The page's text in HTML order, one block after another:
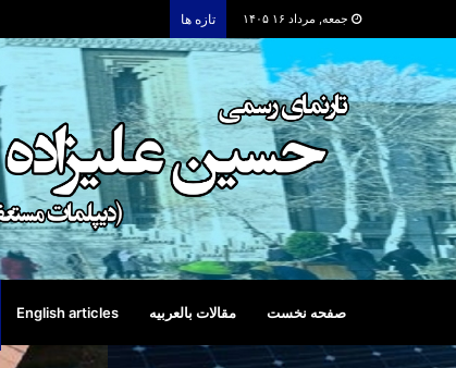
جمعه, مرداد ۱۶ ۱۴۰۵ تازه ها
صفحه نخست مقالات بالعربیه English articles